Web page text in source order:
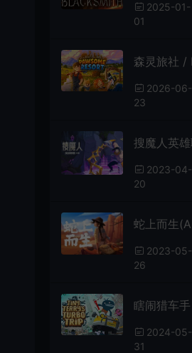
2025-01-
01
2026-06-
23
2023-04-
20
2023-05-
26
2024-05-
31